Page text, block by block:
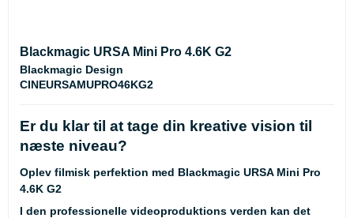
Blackmagic URSA Mini Pro 4.6K G2
Blackmagic Design
CINEURSAMUPRO46KG2
Er du klar til at tage din kreative vision til
næste niveau?
Oplev filmisk perfektion med Blackmagic URSA Mini Pro
4.6K G2
I den professionelle videoproduktions verden kan det